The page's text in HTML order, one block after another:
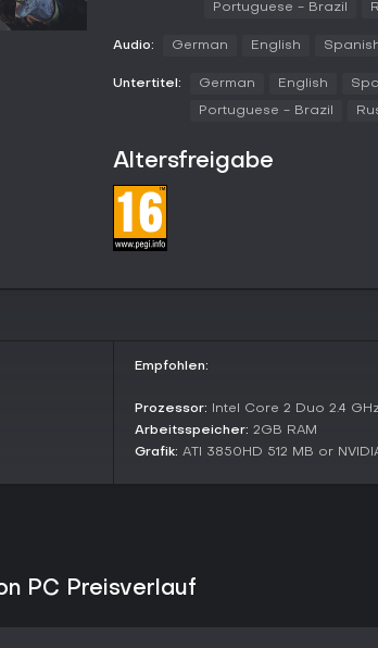
Navigation und Gefechte
Spielmodi
Der Hauptmodus dreht sich um die
Harley Quinn, The Penguin und Mr.
Nebenquests bieten optionale Ziele
Besiegen bestimmter Feinde auf der
Challenge Maps testen in isolierten
Neben Batman sind Catwoman,
einzigartigen Movesets für bestimmte
Beyond-Design, einsetzbar in
Lohnt es sich?
Jahre nach Release bleibt die
Portuguese - Brazil
Audio: German English
Untertitel: German English
Portuguese - Brazil
Altersfreigabe
Empfohlen:
Prozessor: Intel Core 2 Duo 2.4
Arbeitsspeicher: 2GB RAM
Grafik: ATI 3850HD 512 MB or
PC Preisverlauf